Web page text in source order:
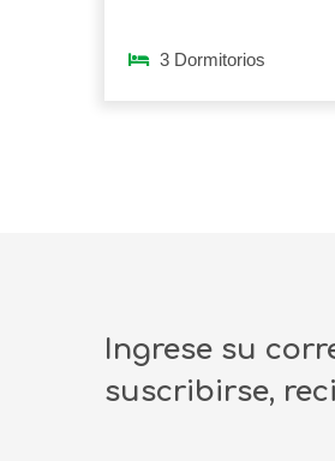
3 Dormitorios
Ingrese su
suscribirse,